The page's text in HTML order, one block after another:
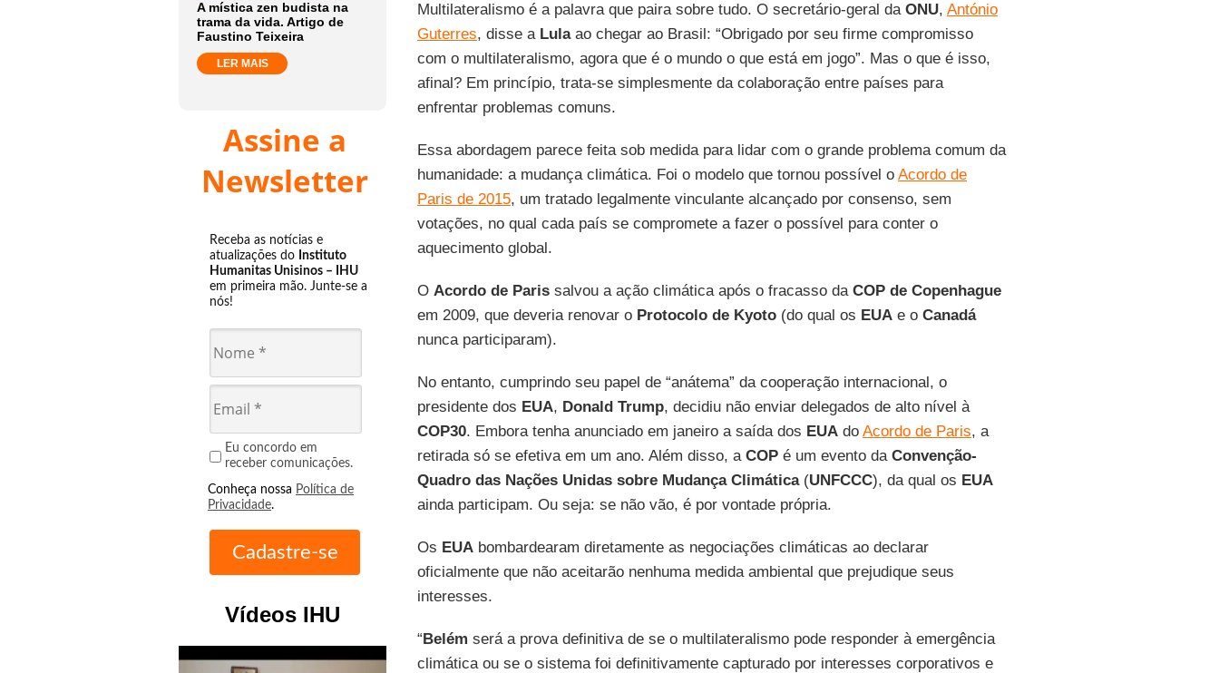
A mística zen budista na
trama da vida. Artigo de
Faustino Teixeira
LER MAIS
Assine a
Newsletter
Receba as notícias e
atualizações do Instituto
Humanitas Unisinos – IHU
em primeira mão. Junte-se a
nós!
Eu concordo em
receber comunicações.
Conheça nossa Política de
Privacidade.
Vídeos IHU
Multilateralismo é a palavra que paira sobre tudo. O secretário-geral da ONU, António
Guterres, disse a Lulaao chegar ao Brasil: “Obrigado por seu firme compromisso
com o multilateralismo, agora que é o mundo o que está em jogo”. Mas o que é isso,
afinal? Em princípio, trata-se simplesmente da colaboração entre países para
enfrentar problemas comuns.
Essa abordagem parece feita sob medida para lidar com o grande problema comum da
humanidade: a mudança climática. Foi o modelo que tornou possível o Acordo de
Paris de 2015, um tratado legalmente vinculante alcançado por consenso, sem
votações, no qual cada país se compromete a fazer o possível para conter o
aquecimento global.
O Acordo de Parissalvou a ação climática após o fracasso da COP de Copenhague
em 2009, que deveria renovar o Protocolo de Kyoto(do qual os EUAe o Canadá
nunca participaram).
No entanto, cumprindo seu papel de “anátema” da cooperação internacional, o
presidente dos EUA, Donald Trump, decidiu não enviar delegados de alto nível à
COP30. Embora tenha anunciado em janeiro a saída dos EUAdo Acordo de Paris, a
retirada só se efetiva em um ano. Além disso, a COPé um evento da Convenção-
Quadro das Nações Unidas sobre Mudança Climática (UNFCCC), da qual os EUA
ainda participam. Ou seja: se não vão, é por vontade própria.
Os EUAbombardearam diretamente as negociações climáticas ao declarar
oficialmente que não aceitarão nenhuma medida ambiental que prejudique seus
interesses.
“Belém será a prova definitiva de se o multilateralismo pode responder à emergência
climática ou se o sistema foi definitivamente capturado por interesses corporativos e